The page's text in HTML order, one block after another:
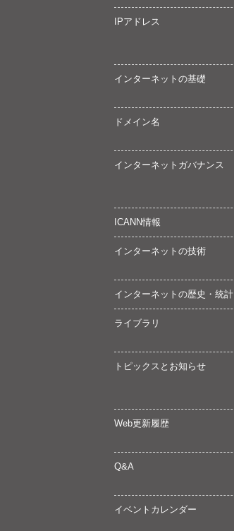
IPアドレス
インターネットの基礎
ドメイン名
インターネットガバナンス
ICANN情報
インターネットの技術
インターネットの歴史・統計
ライブラリ
トピックスとお知らせ
Web更新履歴
Q&A
イベントカレンダー